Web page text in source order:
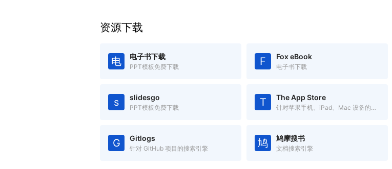
资源下载
电 电子书下载
PPT模板免费下载 F Fox eBook
电子书下载
s slidesgo
PPT模板免费下载 T The App Store
针对苹果手机、iPad、Mac 设备的应用搜索工具
G Gitlogs
针对 GitHub 项目的搜索引擎 鸠 鸠摩搜书
文档搜索引擎